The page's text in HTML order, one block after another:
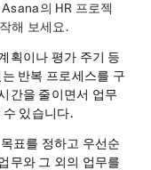
의 HR 프로젝
해 보세요.
획이나 평가 주기 등
반복 프로세스를 구
간을 줄이면서 업무
수 있습니다.
표를 정하고 우선순
무와 그 외의 업무를